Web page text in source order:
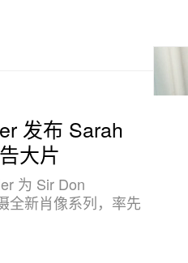
发布 Sarah
大片
为 Sir Don
全新肖像系列，率先